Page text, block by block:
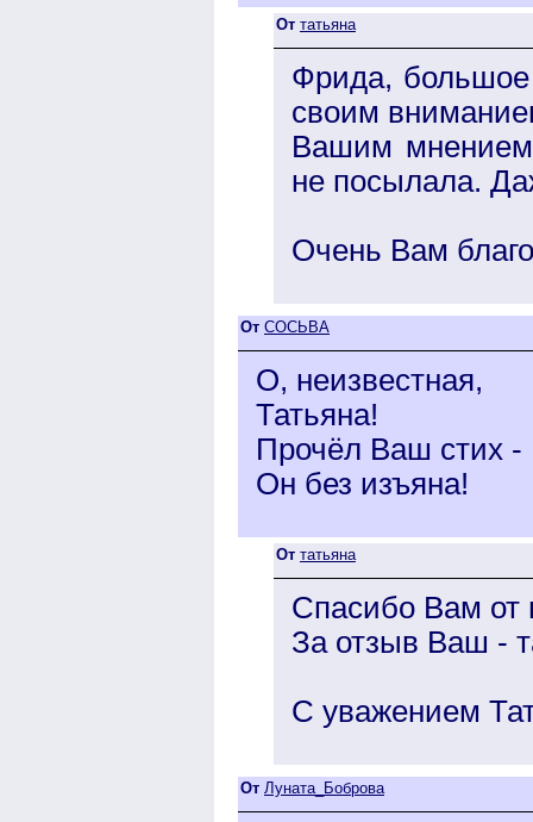
От татьяна
Фрида,
своим
Вашим мнением
не посылала.
Очень Вам
От СОСЬВА
О, неизвестная,
Татьяна!
Прочёл Ваш стих -
Он без изъяна!
От татьяна
Спасибо Вам от
За отзыв Ваш -
C уважением
От Луната_Боброва